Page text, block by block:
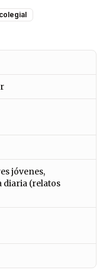
jóvenes,
diaria (relatos